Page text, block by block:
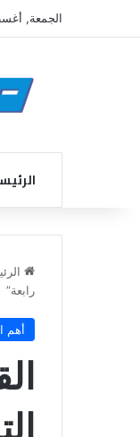
الجمعة, أغسطس
رابعة”
أهم